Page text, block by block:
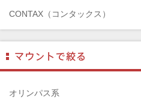
CONTAX（コンタックス）
Mamiya（マミヤ）
TAMRON（タムロン）
SIGMA（シグマ）
オリンパス系